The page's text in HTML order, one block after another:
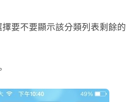
要不要顯示該分類列表剩餘的